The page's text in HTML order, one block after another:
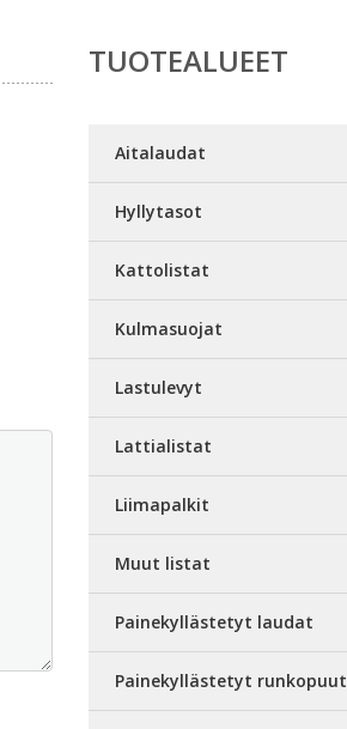
TUOTEALUEET
Aitalaudat
Hyllytasot
Kattolistat
Kulmasuojat
Lastulevyt
Lattialistat
Liimapalkit
Muut listat
Painekyllästetyt laudat
Painekyllästetyt runkopuut